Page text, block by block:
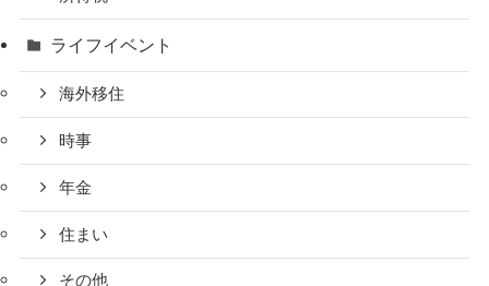
ライフイベント
海外移住
時事
年金
住まい
その他